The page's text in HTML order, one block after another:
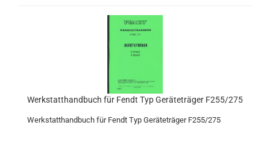
Werkstatthandbuch für Fendt Typ Geräteträger F255/275
Werkstatthandbuch für Fendt Typ Geräteträger F255/275